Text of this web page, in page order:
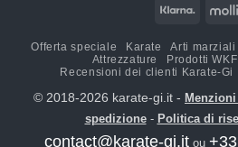
Klarna
Offerta speciale Karate Arti marziali
Attrezzature
Prodotti WKF
Recensioni dei clienti Karate-Gi
© 2018-2026 karate-gi.it -
spedizione- Politica di
contact@karate-gi.it ou